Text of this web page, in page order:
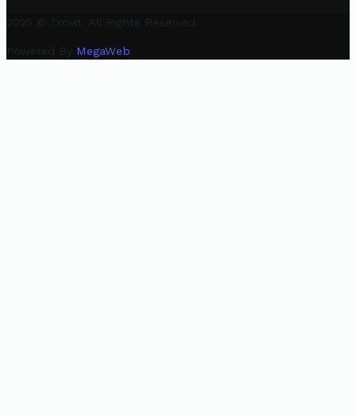
2025 © Trovit. All Rights Reserved.
Powered By MegaWeb